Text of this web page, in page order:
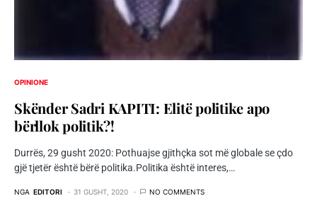
OPINIONE
Skënder Sadri KAPITI: Elitë politike apo
bërllok politik?!
Durrës, 29 gusht 2020: Pothuajse gjithçka sot më globale se çdo
gjë tjetër është bërë politika.Politika është interes,…
NGA EDITORI 31 GUSHT, 2020 NO COMMENTS